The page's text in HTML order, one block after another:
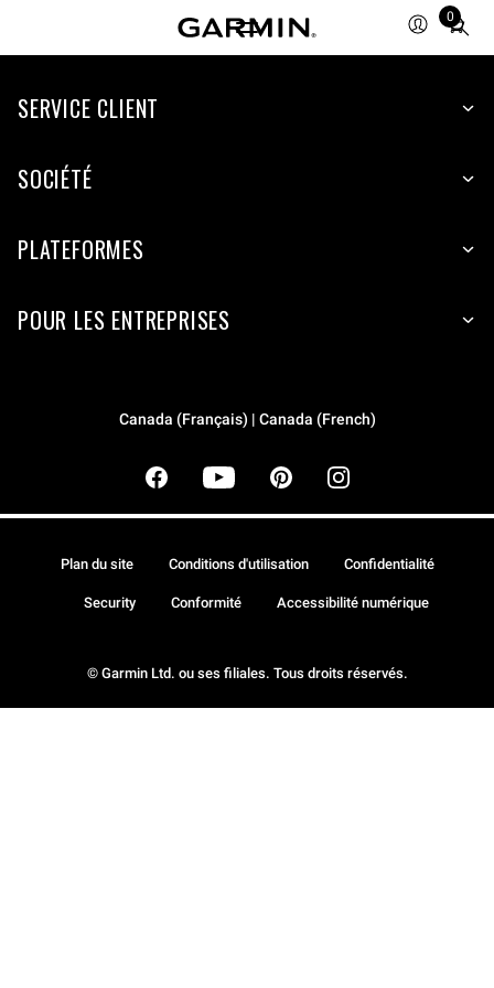
0
Total
SERVICE CLIENT
SOCIÉTÉ
PLATEFORMES
POUR LES ENTREPRISES
Canada (Français) | Canada (French)
© Garmin Ltd. ou ses filiales. Tous droits réservés.
Plan du site Conditions d'utilisation Confidentialité
Security Conformité Accessibilité numérique